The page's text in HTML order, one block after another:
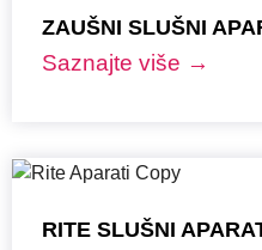
ZAUŠNI SLUŠNI
Saznajte više →
RITE SLUŠNI